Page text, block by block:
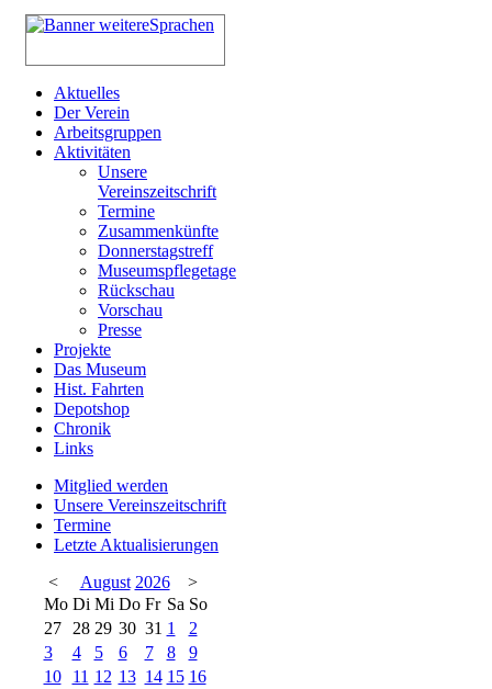
Aktuelles
Der Verein
Arbeitsgruppen
Aktivitäten
Unsere
Vereinszeitschrift
Termine
Zusammenkünfte
Donnerstagstreff
Museumspflegetage
Rückschau
Vorschau
Presse
Projekte
Das Museum
Hist. Fahrten
Depotshop
Chronik
Links
Mitglied werden
Unsere Vereinszeitschrift
Termine
Letzte Aktualisierungen
<
August 2026
>
Mo Di Mi Do Fr Sa So
27
28 29 30 31 1
2
3
4 5 6 7 8
9
10
11 12 13 14 15 16